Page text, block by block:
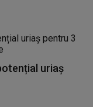
uriaș